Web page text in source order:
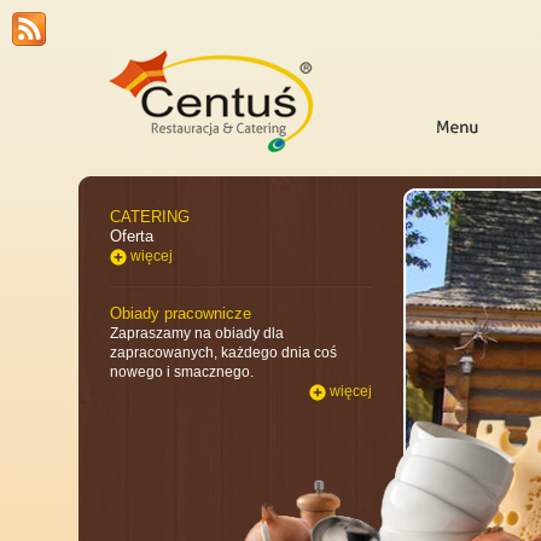
CATERING
Oferta
więcej
Obiady pracownicze
Zapraszamy na obiady dla
zapracowanych, każdego dnia coś
nowego i smacznego.
więcej